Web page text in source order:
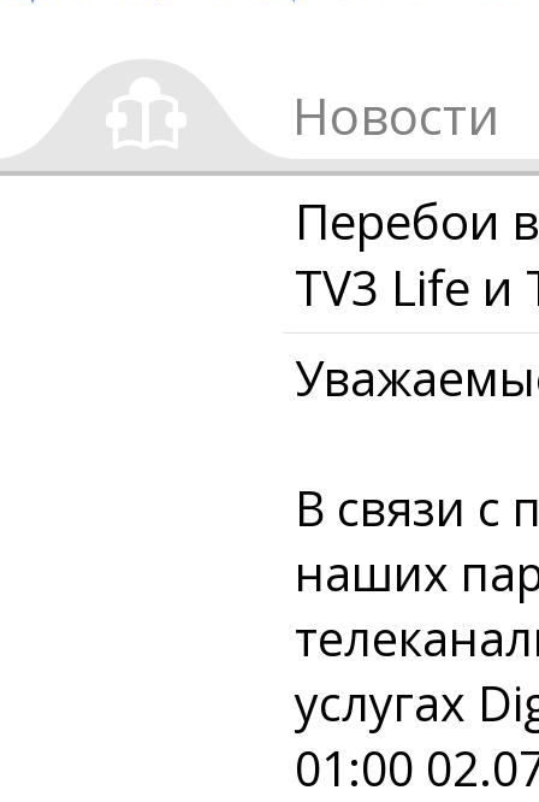
Новости
Перебои
TV3 Life и
В связи с
наших
услугах
01:00